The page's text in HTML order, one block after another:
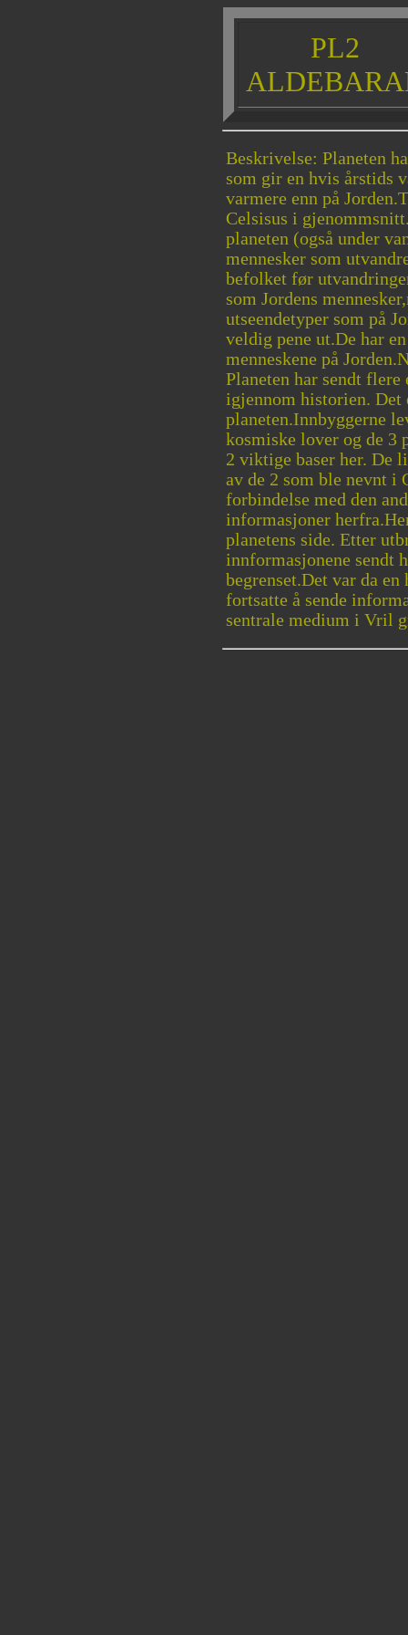
PL2
Beskrivelse: Planeten
som gir en hvis årstids
varmere enn på
Celsisus i
planeten (også under
mennesker som
befolket før
som Jordens
utseendetyper som på
veldig pene ut.De har
menneskene på
Planeten har sendt
igjennom historien. Det
planeten.Innbyggerne
kosmiske lover og de 3
2 viktige baser her. De
av de 2 som ble nevnt i
forbindelse med den
informasjoner
planetens side. Etter
innformasjonene sendt
begrenset.Det var da
fortsatte å sende
sentrale medium i Vril